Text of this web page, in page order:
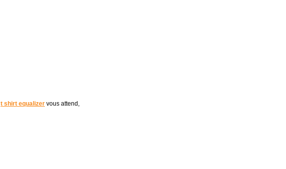
t shirt equalizer vous attend,